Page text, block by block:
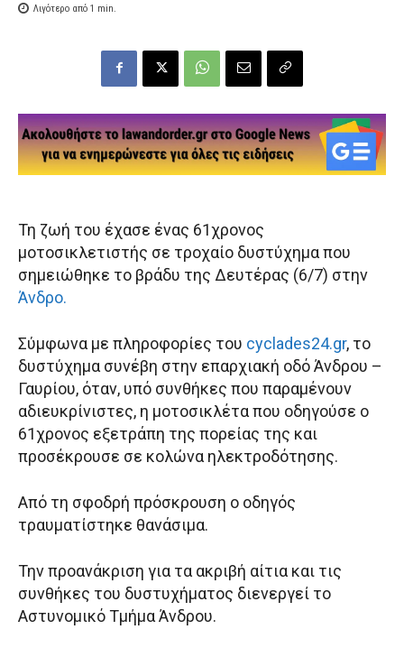
Λιγότερο από 1 min.
Τη ζωή του έχασε ένας 61χρονος
μοτοσικλετιστής σε τροχαίο δυστύχημα που
σημειώθηκε το βράδυ της Δευτέρας (6/7) στην
Άνδρο.
Σύμφωνα με πληροφορίες του cyclades24.gr, το
δυστύχημα συνέβη στην επαρχιακή οδό Άνδρου –
Γαυρίου, όταν, υπό συνθήκες που παραμένουν
αδιευκρίνιστες, η μοτοσικλέτα που οδηγούσε ο
61χρονος εξετράπη της πορείας της και
προσέκρουσε σε κολώνα ηλεκτροδότησης.
Από τη σφοδρή πρόσκρουση ο οδηγός
τραυματίστηκε θανάσιμα.
Την προανάκριση για τα ακριβή αίτια και τις
συνθήκες του δυστυχήματος διενεργεί το
Αστυνομικό Τμήμα Άνδρου.